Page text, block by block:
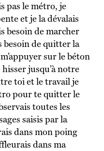
pas le métro, je
et je la dévalais
besoin de marcher
besoin de quitter la
sur le béton
jusqu’à notre
toi et le travail je
pour te quitter le
toutes les
saisis par la
dans mon poing
dans ma